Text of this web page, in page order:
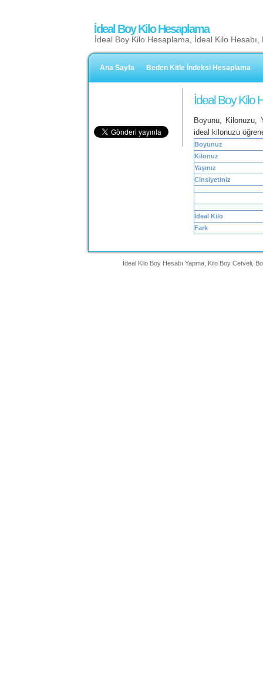
İdeal Boy Kilo Hesaplama
İdeal Boy Kilo Hesaplama, İdeal Kilo
Ana Sayfa Beden Kitle İndeksi Hesaplama
İdeal Boy Kilo
Boyunu, Kilonuzu,
ideal kilonuzu
Boyunuz
Kilonuz
Yaşınız
Cinsiyetiniz
İdeal Kilo
Fark
İdeal Kilo Boy Hesabı Yapma, Kilo Boy Cetveli,